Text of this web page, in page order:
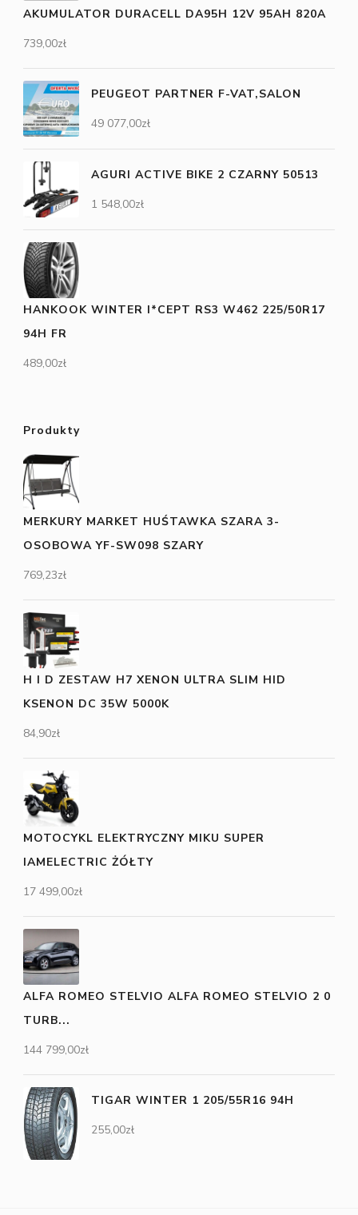
AKUMULATOR DURACELL DA95H 12V 95AH 820A
739,00zł
PEUGEOT PARTNER F-VAT,SALON
49 077,00zł
AGURI ACTIVE BIKE 2 CZARNY 50513
1 548,00zł
HANKOOK WINTER I*CEPT RS3 W462 225/50R17
94H FR
489,00zł
Produkty
MERKURY MARKET HUŚTAWKA SZARA 3-
OSOBOWA YF-SW098 SZARY
769,23zł
H I D ZESTAW H7 XENON ULTRA SLIM HID
KSENON DC 35W 5000K
84,90zł
MOTOCYKL ELEKTRYCZNY MIKU SUPER
IAMELECTRIC ŻÓŁTY
17 499,00zł
ALFA ROMEO STELVIO ALFA ROMEO STELVIO 2 0
TURB...
144 799,00zł
TIGAR WINTER 1 205/55R16 94H
255,00zł